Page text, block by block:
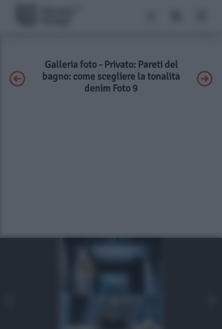
Galleria foto - Privato: Pareti del
bagno: come scegliere la tonalità
denim Foto 9